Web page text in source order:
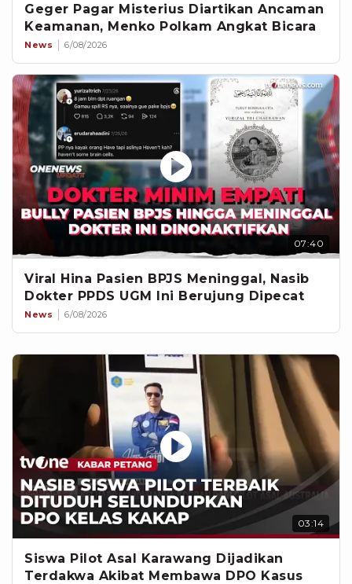
Geger Pagar Misterius Diartikan Ancaman
Keamanan, Menko Polkam Angkat Bicara
News 6/08/2026
07:40
Viral Hina Pasien BPJS Meninggal, Nasib
Dokter PPDS UGM Ini Berujung Dipecat
News 6/08/2026
03:14
Siswa Pilot Asal Karawang Dijadikan
Terdakwa Akibat Membawa DPO Kasus